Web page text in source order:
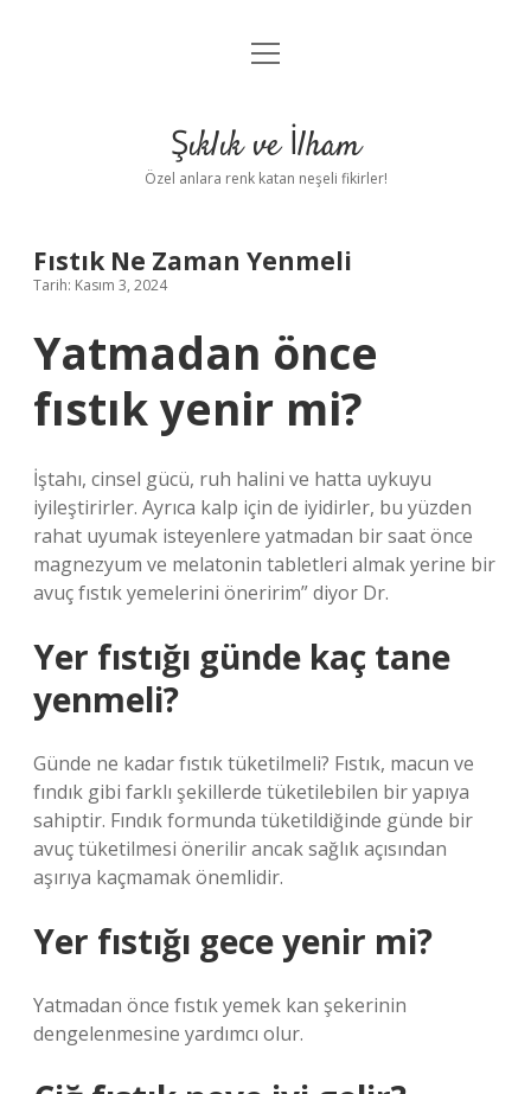
Anasayfa
Yasal Uyarı
menüyü
Şıklık ve İlham
Özel anlara renk katan neşeli fikirler!
Fıstık Ne Zaman Yenmeli
Tarih: Kasım 3, 2024
Yatmadan önce
fıstık yenir mi?
İştahı, cinsel gücü, ruh halini ve hatta uykuyu
iyileştirirler. Ayrıca kalp için de iyidirler, bu yüzden
rahat uyumak isteyenlere yatmadan bir saat önce
magnezyum ve melatonin tabletleri almak yerine bir
avuç fıstık yemelerini öneririm” diyor Dr.
Yer fıstığı günde kaç tane
yenmeli?
Günde ne kadar fıstık tüketilmeli? Fıstık, macun ve
fındık gibi farklı şekillerde tüketilebilen bir yapıya
sahiptir. Fındık formunda tüketildiğinde günde bir
avuç tüketilmesi önerilir ancak sağlık açısından
aşırıya kaçmamak önemlidir.
Yer fıstığı gece yenir mi?
Yatmadan önce fıstık yemek kan şekerinin
dengelenmesine yardımcı olur.